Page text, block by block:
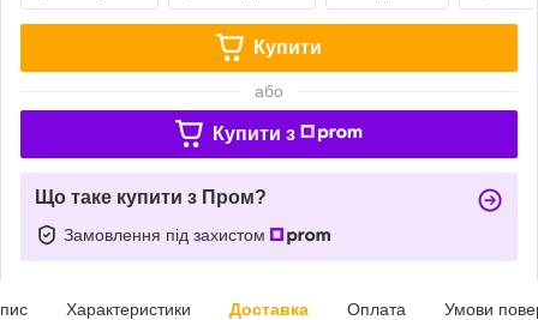
Купити
або
Купити з
Що таке купити з Пром?
Замовлення під захистом
Характеристики Доставка Оплата Умови